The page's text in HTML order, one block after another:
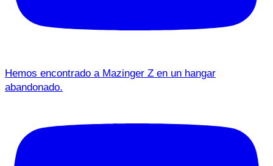
Hemos encontrado a Mazinger Z en un hangar
abandonado.